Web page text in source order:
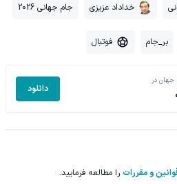
خداداد عزیزی جام جهانی 2026
بر_جام فوتبال
جهان در
دانلود
و مقررات را مطالعه فرمایید.